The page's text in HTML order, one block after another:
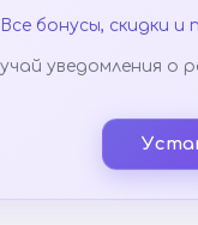
Все бонусы, скидки и
уведомления о